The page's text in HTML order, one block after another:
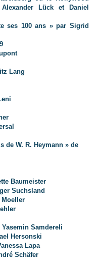
Lück et Daniel
ses 100 ans » par Sigrid
Lang
de W. R. Heymann » de
Baumeister
Suchsland
Samdereli
Hersonski
Lapa
Schäfer